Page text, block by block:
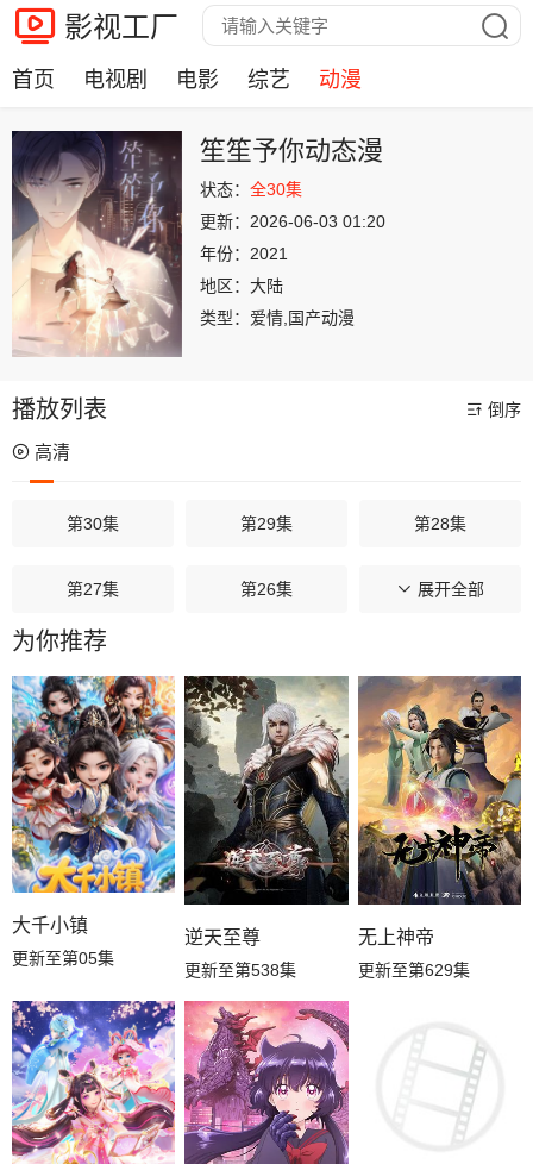
影视工厂
首页 电视剧 电影 综艺 动漫
笙笙予你动态漫
状态： 全30集
更新： 2026-06-03 01:20
年份： 2021
地区： 大陆
类型： 爱情,国产动漫
播放列表 倒序
高清
第30集 第29集 第28集
第27集 第26集 第25集
第24集
第21集 第20集 第19集
第18集 第17集 第16集
第15集 第14集 第13集
第12集
第08集 第07集
第06集 第05集
第03集 第02集 第01集
展开全部
为你推荐
大千小镇
更新至第05集
逆天至尊
更新至第538集
无上神帝
更新至第629集